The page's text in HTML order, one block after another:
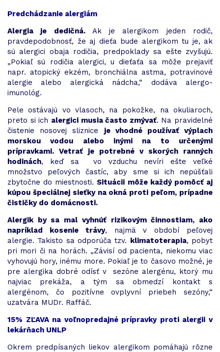
Predchádzanie alergiám
Alergia je dedičná.Ak je alergikom jeden rodič,
pravdepodobnosť, že aj dieťa bude alergikom tu je, ak
sú alergici obaja rodičia, predpoklady sa ešte zvyšujú.
„Pokiaľ sú rodičia alergici, u dieťaťa sa môže prejaviť
napr. atopický ekzém, bronchiálna astma, potravinové
alergie alebo alergická nádcha,“ dodáva alergo-
imunológ.
Pele ostávajú vo vlasoch, na pokožke, na okuliaroch,
preto si ich alergici musia často zmývať. Na pravidelné
čistenie nosovej sliznice je vhodné používať výplach
morskou vodou alebo inými na to určenými
prípravkami. Vetrať je potrebné v skorých ranných
hodinách, keď sa vo vzduchu nevíri ešte veľké
množstvo peľových častíc, aby sme si ich nepúšťali
zbytočne do miestnosti.Situácii môže každý pomôcť aj
kúpou špeciálnej sieťky na okná proti peľom, prípadne
čističky do domácnosti.
Alergik by sa mal vyhnúť rizikovým činnostiam, ako
napríklad kosenie trávy, najmä v období peľovej
alergie. Takisto sa odporúča tzv. klimatoterapia, pobyt
pri mori či na horách. „Závisí od pacienta, niekomu viac
vyhovujú hory, inému more. Pokiaľ je to časovo možné, je
pre alergika dobré odísť v sezóne alergénu, ktorý mu
najviac prekáža, a tým sa obmedzí kontakt s
alergénom, čo pozitívne ovplyvní priebeh sezóny,“
uzatvára MUDr. Raffáč.
15% ZĽAVA na voľnopredajné prípravky proti alergii v
lekárňach UNLP
Okrem predpísaných liekov alergikom pomáhajú rôzne